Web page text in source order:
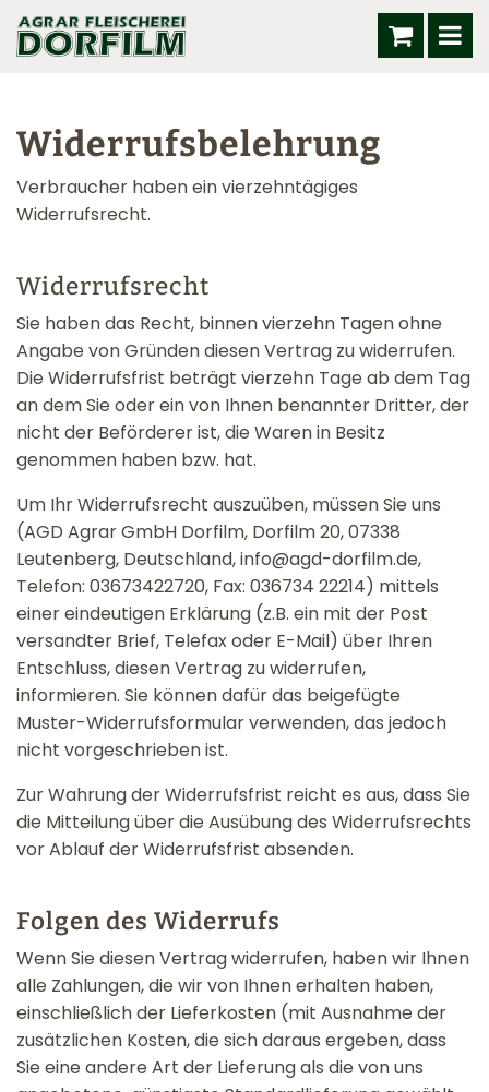
Widerrufsbelehrung
Verbraucher haben ein vierzehntägiges
Widerrufsrecht.
Widerrufsrecht
Sie haben das Recht, binnen vierzehn Tagen ohne
Angabe von Gründen diesen Vertrag zu widerrufen.
Die Widerrufsfrist beträgt vierzehn Tage ab dem Tag
an dem Sie oder ein von Ihnen benannter Dritter, der
nicht der Beförderer ist, die Waren in Besitz
genommen haben bzw. hat.
Um Ihr Widerrufsrecht auszuüben, müssen Sie uns
(AGD Agrar GmbH Dorfilm, Dorfilm 20, 07338
Leutenberg, Deutschland, info@agd-dorfilm.de,
Telefon: 03673422720, Fax: 036734 22214) mittels
einer eindeutigen Erklärung (z.B. ein mit der Post
versandter Brief, Telefax oder E-Mail) über Ihren
Entschluss, diesen Vertrag zu widerrufen,
informieren. Sie können dafür das beigefügte
Muster-Widerrufsformular verwenden, das jedoch
nicht vorgeschrieben ist.
Zur Wahrung der Widerrufsfrist reicht es aus, dass Sie
die Mitteilung über die Ausübung des Widerrufsrechts
vor Ablauf der Widerrufsfrist absenden.
Folgen des Widerrufs
Wenn Sie diesen Vertrag widerrufen, haben wir Ihnen
alle Zahlungen, die wir von Ihnen erhalten haben,
einschließlich der Lieferkosten (mit Ausnahme der
zusätzlichen Kosten, die sich daraus ergeben, dass
Sie eine andere Art der Lieferung als die von uns